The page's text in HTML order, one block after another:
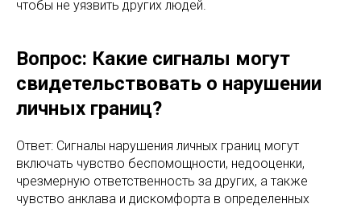
чтобы не уязвить других людей.
Вопрос: Какие сигналы могут
свидетельствовать о нарушении
личных границ?
Ответ: Сигналы нарушения личных границ могут
включать чувство беспомощности, недооценки,
чрезмерную ответственность за других, а также
чувство анклава и дискомфорта в определенных